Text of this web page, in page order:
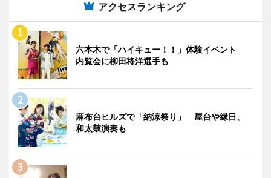
アクセスランキング
六本木で「ハイキュー！！」体験イベント
内覧会に柳田将洋選手も
麻布台ヒルズで「納涼祭り」 屋台や縁日、
和太鼓演奏も